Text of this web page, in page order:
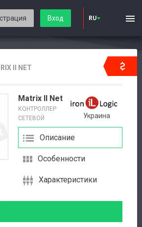
Вход RU
II NET
Matrix II Net
КОНТРОЛЛЕР
СЕТЕВОЙ
Украина
Описание
Особенности
Характеристики